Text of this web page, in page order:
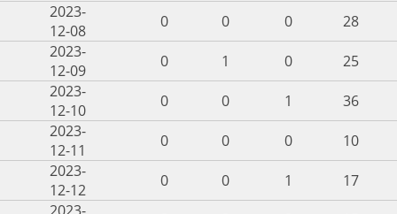
2023-
12-08
0 0 0
28
2023-
12-09
0 1 0
25
2023-
12-10
0 0 1
36
2023-
12-11
0 0 0
10
2023-
12-12
0 0 1
17
2023-